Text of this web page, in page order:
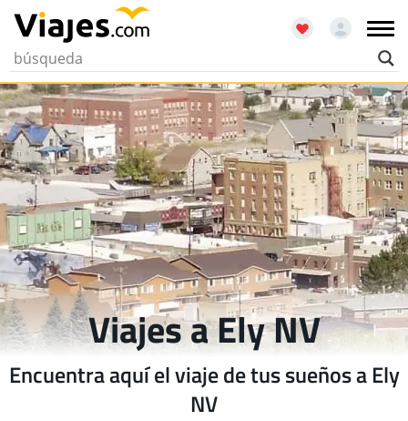
Viajes a Ely NV
Encuentra aquí el viaje de tus sueños a Ely
NV